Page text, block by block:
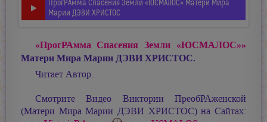
ПрогРАмма Спасения Земли «ЮСМАЛОС» Матери Мира
Марии ДЭВИ ХРИСТОС
«ПрогРАмма Спасения Земли «ЮСМАЛОС»»
Матери МираМарии ДЭВИ ХРИСТОС.
Читает Автор.
Смотрите Видео Виктории ПреобРАженской
(Матери МираМарии ДЭВИ ХРИСТОС) на Сайтах: